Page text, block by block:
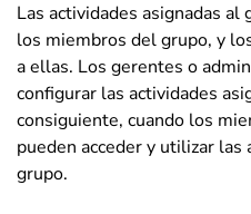
Las actividades asignadas
los miembros del grupo, y
a ellas. Los gerentes o
configurar las actividades
consiguiente, cuando los
pueden acceder y utilizar las
grupo.